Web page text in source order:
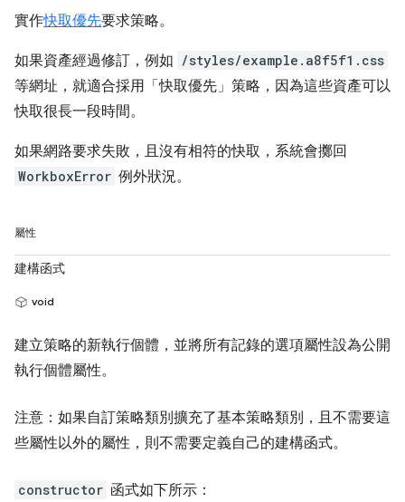
實作快取優先要求策略。
如果資產經過修訂，例如 /styles/example.a8f5f1.css
等網址，就適合採用「快取優先」策略，因為這些資產可以
快取很長一段時間。
如果網路要求失敗，且沒有相符的快取，系統會擲回
WorkboxError 例外狀況。
屬性
建構函式
void
建立策略的新執行個體，並將所有記錄的選項屬性設為公開
執行個體屬性。
注意：如果自訂策略類別擴充了基本策略類別，且不需要這
些屬性以外的屬性，則不需要定義自己的建構函式。
constructor 函式如下所示：